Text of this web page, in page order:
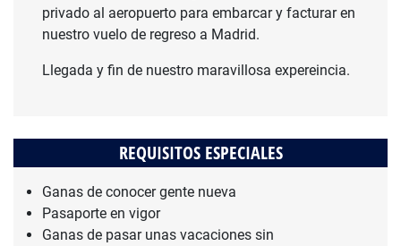
privado al aeropuerto para embarcar y facturar en
nuestro vuelo de regreso a Madrid.
Llegada y fin de nuestro maravillosa expereincia.
REQUISITOS ESPECIALES
Ganas de conocer gente nueva
Pasaporte en vigor
Ganas de pasar unas vacaciones sin